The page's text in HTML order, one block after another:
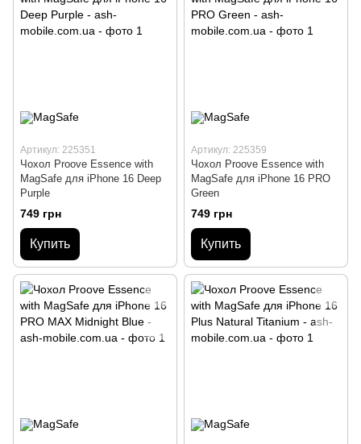
Артикул: 225351
Чохол Proove Essence with
MagSafe для iPhone 16 Deep
Purple
749 грн
Купить
Артикул: 225359
Чохол Proove Essence with
MagSafe для iPhone 16 PRO
Green
749 грн
Купить